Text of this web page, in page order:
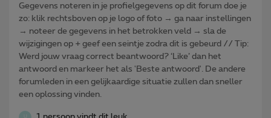
Gegevens noteren in je profielgegevens op dit forum doe je
zo: klik rechtsboven op je logo of foto → ga naar instellingen
→ noteer de gegevens in het betrokken veld → sla de
wijzigingen op + geef een seintje zodra dit is gebeurd // Tip:
Werd jouw vraag correct beantwoord? ‘Like’ dan het
antwoord en markeer het als 'Beste antwoord'. De andere
forumleden in een gelijkaardige situatie zullen dan sneller
een oplossing vinden.